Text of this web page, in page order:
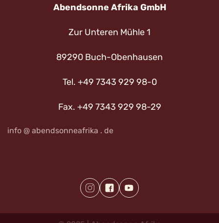
Abendsonne Afrika GmbH
Zur Unteren Mühle 1
89290 Buch-Obenhausen
Tel. +49 7343 929 98-0
Fax. +49 7343 929 98-29
info @ abendsonneafrika . de